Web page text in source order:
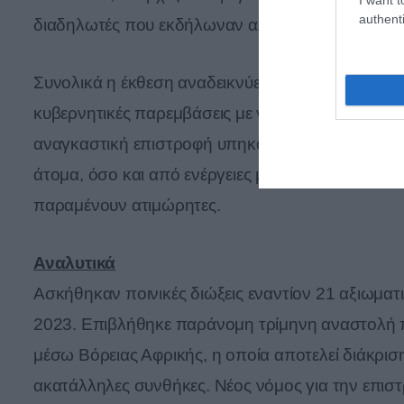
διαδηλωτές που εκδήλωναν αλληλεγγύη με τους
Συνολικά η έκθεση αναδεικνύει πλήγματα σε
κυβερνητικές παρεμβάσεις με νόμους και
αναγκαστική επιστροφή υπηκόων τρίτων χωρών,
άτομα, όσο και από ενέργειες μηχανισμών
παραμένουν ατιμώρητες.
Αναλυτικά
Ασκήθηκαν ποινικές διώξεις εναντίον 21
2023. Επιβλήθηκε παράνομη τρίμηνη
μέσω Βόρειας Αφρικής, η οποία αποτελεί
ακατάλληλες συνθήκες. Νέος νόμος για την